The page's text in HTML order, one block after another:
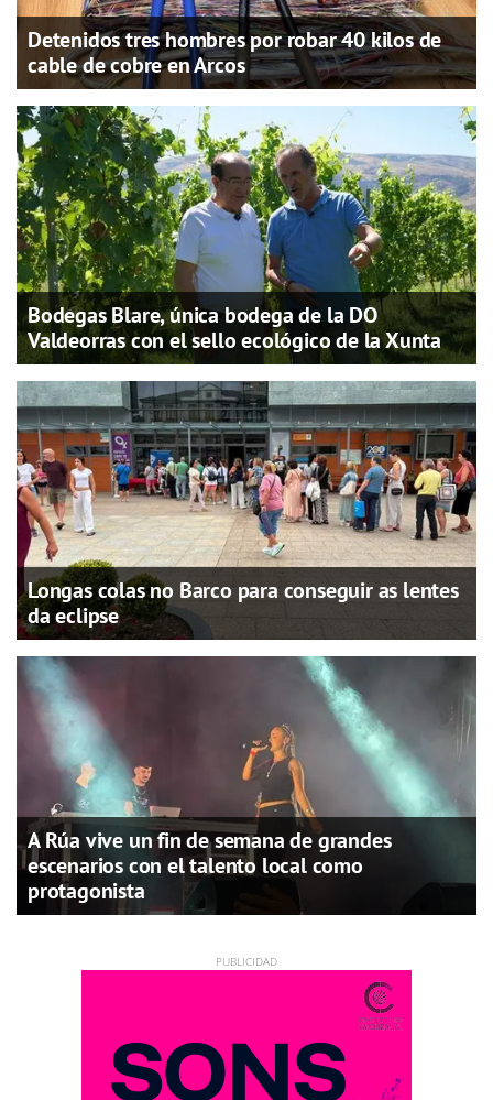
Detenidos tres hombres por robar 40 kilos de
cable de cobre en Arcos
Bodegas Blare, única bodega de la DO
Valdeorras con el sello ecológico de la Xunta
Longas colas no Barco para conseguir as lentes
da eclipse
A Rúa vive un fin de semana de grandes
escenarios con el talento local como
protagonista